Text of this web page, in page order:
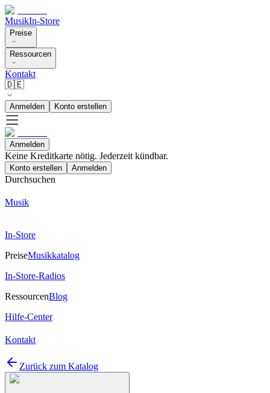
MusikIn-Store
Preise
Ressourcen
Kontakt
🇩🇪
Anmelden Konto erstellen
Anmelden
Keine Kreditkarte nötig. Jederzeit kündbar.
Konto erstellen Anmelden
Durchsuchen
Musik
In-Store
PreiseMusikkatalog
In-Store-Radios
RessourcenBlog
Hilfe-Center
Kontakt
Zurück zum Katalog